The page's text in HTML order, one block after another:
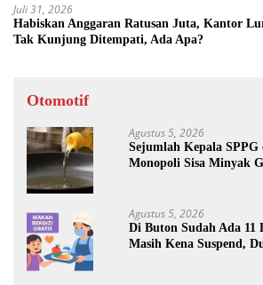
Juli 31, 2026
Habiskan Anggaran Ratusan Juta, Kantor
Tak Kunjung Ditempati, Ada Apa?
Otomotif
Agustus 5, 2026
Sejumlah Kepala
Monopoli Sisa Minyak
Agustus 5, 2026
Di Buton Sudah Ada 11
Masih Kena Suspend,